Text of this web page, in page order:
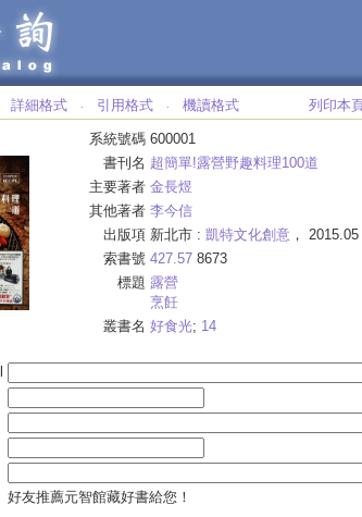
詳細格式 ‧ 引用格式 ‧ 機讀格式 列印本
系統號碼 600001
書刊名 超簡單!露營野趣料理100道
主要著者 金長煜
其他著者 李今信
出版項 新北市 : 凱特文化創意 ， 2015.05
索書號 427.57 8673
標題 露營
烹飪
叢書名 好食光; 14
好友推薦元智館藏好書給您！